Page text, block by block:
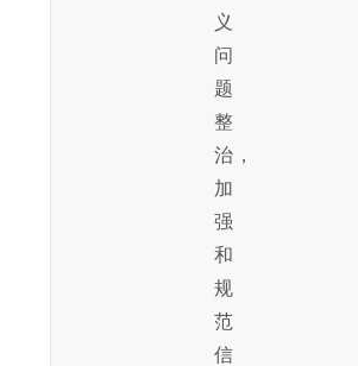
义
问
题
整
治，
加
强
和
规
范
信